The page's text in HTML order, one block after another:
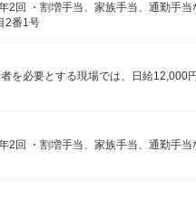
2番1号
必要とする現場では、日給12,000